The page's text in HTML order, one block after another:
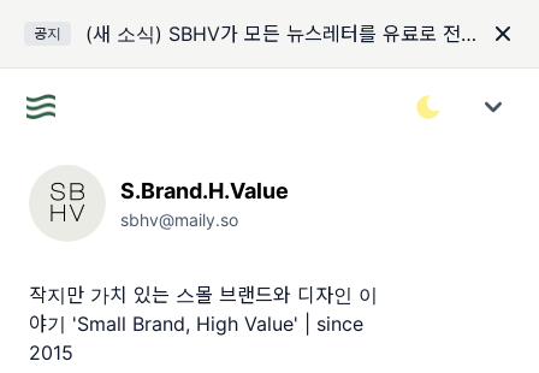
공지 (새 소식) SBHV가 모든 뉴스레터를 유료로 전환하게 되었습니다.
S.Brand.H.Value
sbhv@maily.so
작지만 가치 있는 스몰 브랜드와 디자인 이
야기 'Small Brand, High Value' | since
2015